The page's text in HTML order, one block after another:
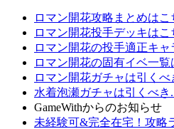
ロマン開花攻略まとめはこ
ロマン開花投手デッキはこ
ロマン開花の投手適正キャ
ロマン開花の固有イベ一覧
ロマン開花ガチャは引くべ
水着泡瀬ガチャは引くべき
GameWithからのお知らせ
未経験可&完全在宅！攻略